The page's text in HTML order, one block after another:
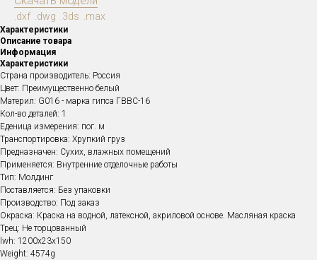
.dxf .dwg .3ds .max
Характеристики
Описание товара
Информация
Характеристики
Страна производитель: Россия
Цвет: Преимущественно белый
Материл: G016 - марка гипса ГВВС-16
Кол-во деталей: 1
Еденица измерения: пог. м
Транспортировка: Хрупкий груз
Предназначен: Сухих, влажных помещений
Применяется: Внутренние отделочные работы
Тип: Молдинг
Поставляется: Без упаковки
Производство: Под заказ
Окраска: Краска на водной, латексной, акриловой основе. Масляная краска
Трец: Не торцованный
lwh: 1200x23x150
Weight: 4574g